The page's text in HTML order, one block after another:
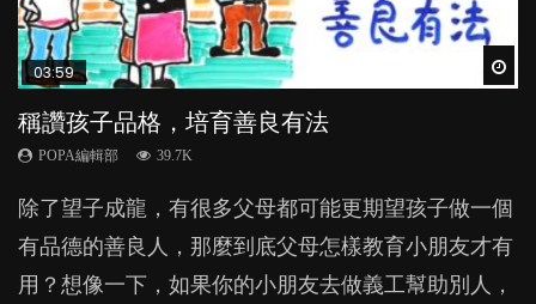
03:59
稱讚孩子品格，培育善良有法
POPA編輯部 39.7K
除了望子成龍，有很多父母都可能更期望孩子做一個
有品德的善良人，那麼到底父母怎樣教育小朋友才有
用？想像一下，如果你的小朋友去做義工幫助別人，
04:28
管教｜唔打得，唔罵得，Time-out又得唔得？
POPA編輯部 36.2K
很多家長期望以time-out「暫停隔離法」，讓孩子跟
令他失控的情境隔離，從而有反思的空間。不過這方
法，卻隱藏著危機，隨時令孩子蒙受精神傷害？...
05:18
功課過量不只影響親子關係 甚至危害夫妻關
係？
上一集，我們看了一個關於功課和學業成績的綜合分
析研究。然而，要全面地解構 「功課」的功能和效
04:07
【動畫】齋講英文，高人一等？｜為學英文放
棄母語對孩子有何影響？
很多家長經常跟子女講英文，甚至由孩子一出世開
始，便已急不及待的只講英文，一句廣東話也不說。
02:57
香港嬰兒比歐洲BB遲睡1.5小時 夜瞓如何影響長
高及免疫系統？
亞太區兒科睡眠協會的調查發現，香港0至3歲的嬰幼
兒是全世界最晚入睡。你以為睡眠時間足夠便行？其